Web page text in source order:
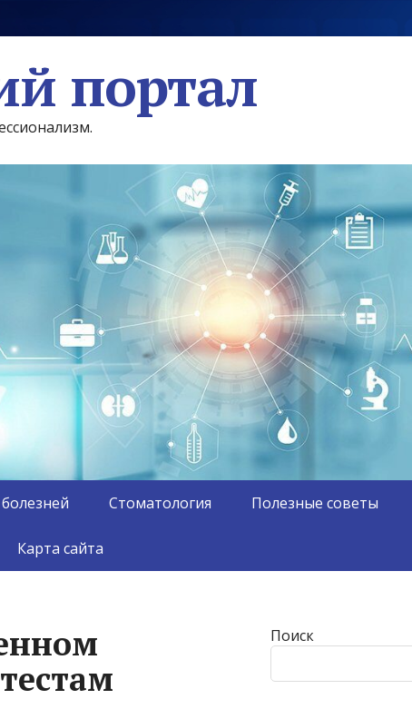
портал
Стоматология Полезные советы
Карта сайта
Поиск